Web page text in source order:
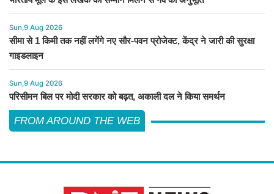
Sun,9 Aug 2026
सीमा से 1 किमी तक नहीं लगेंगे नए सौर-पवन प्रोजेक्ट, केंद्र ने जारी की सुरक्षा
गाइडलाइन
Sun,9 Aug 2026
परिसीमन बिल पर मोदी सरकार को बढ़त, अकाली दल ने किया समर्थन
FROM AROUND THE WEB